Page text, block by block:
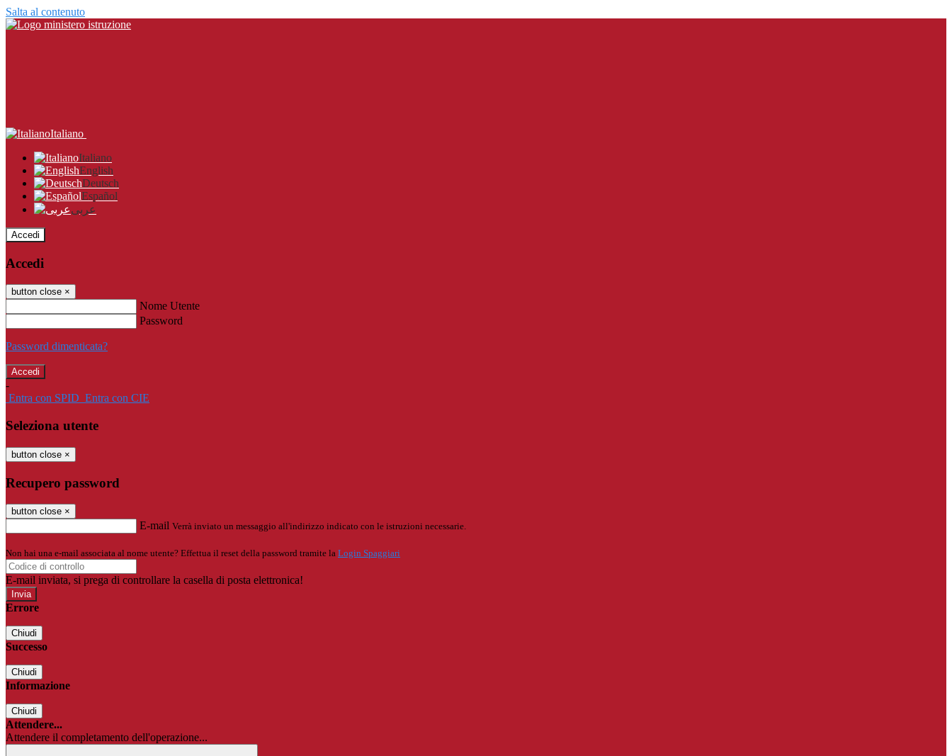
Salta al contenuto
Italiano
Italiano
English
Deutsch
Español
عربى
Accedi
Accedi
button close ×
Nome Utente
Password
Password dimenticata?
-
Entra con SPID Entra con CIE
Seleziona utente
button close ×
Recupero password
button close ×
E-mail Verrà inviato un messaggio all'indirizzo indicato con le istruzioni necessarie.
Non hai una e-mail associata al nome utente? Effettua il reset della password tramite la Login Spaggiari
E-mail inviata, si prega di controllare la casella di posta elettronica!
Errore
Chiudi
Successo
Chiudi
Informazione
Chiudi
Attendere...
Attendere il completamento dell'operazione...